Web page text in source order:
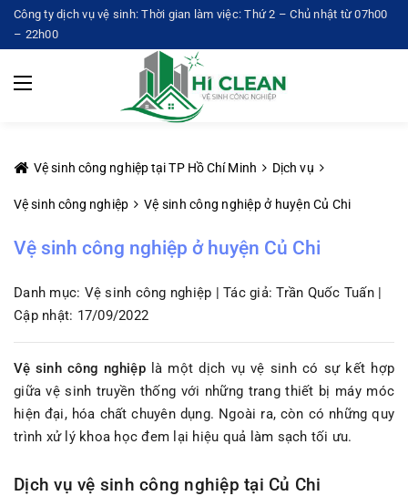
Công ty dịch vụ vệ sinh: Thời gian làm việc: Thứ 2 – Chủ nhật từ 07h00
– 22h00
Vệ sinh công nghiệp tại TP Hồ Chí Minh Dịch vụ
Vệ sinh công nghiệp Vệ sinh công nghiệp ở huyện Củ Chi
Vệ sinh công nghiệp ở huyện Củ Chi
Danh mục: Vệ sinh công nghiệp | Tác giả: Trần Quốc Tuấn |
Cập nhật: 17/09/2022
Vệ sinh công nghiệplà một dịch vụ vệ sinh có sự kết hợp
giữa vệ sinh truyền thống với những trang thiết bị máy móc
hiện đại, hóa chất chuyên dụng. Ngoài ra, còn có những quy
trình xử lý khoa học đem lại hiệu quả làm sạch tối ưu.
Dịch vụ vệ sinh công nghiệp tại Củ Chi